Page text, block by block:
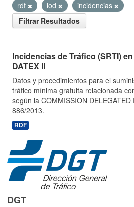
rdf
lod
incidencias
Filtrar Resultados
Incidencias de Tráfico (SRTI)
DATEX II
Datos y procedimientos para el
tráfico mínima gratuita relacionada
según la COMMISSION DELEGATED
886/2013.
RDF
DGT